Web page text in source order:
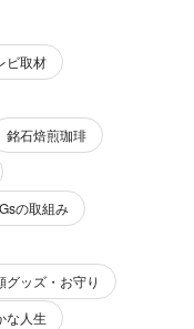
ビ取材
銘石焙煎珈琲
の取組み
グッズ・お守り
な人生